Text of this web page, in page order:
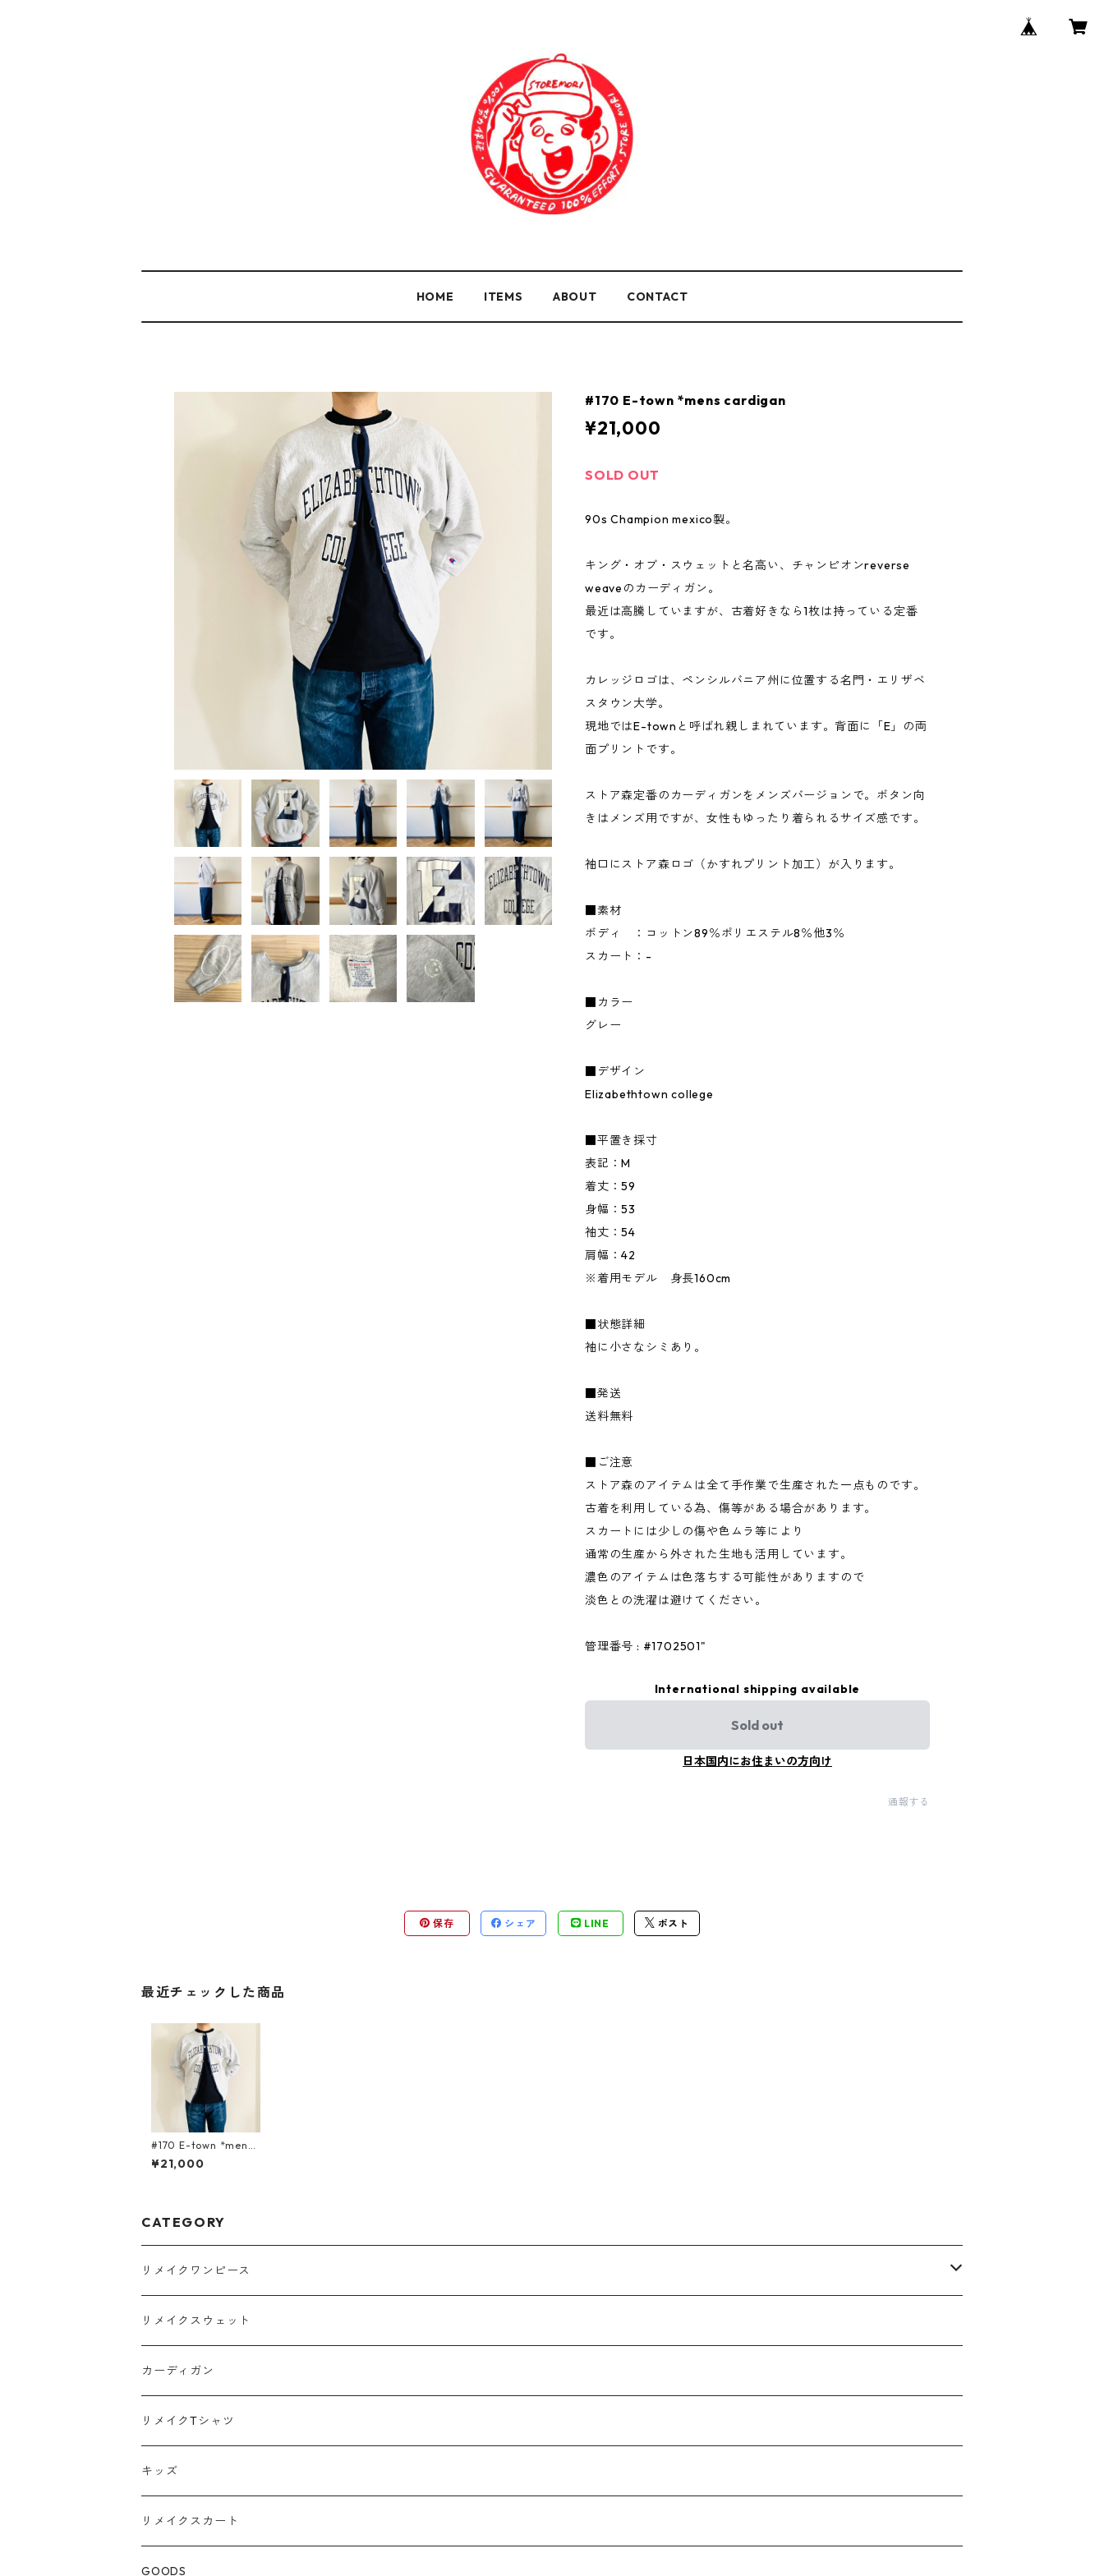
HOME ITEMS ABOUT CONTACT
#170 E-town *mens cardigan
¥21,000
SOLD OUT
90s Champion mexico製。
キング・オブ・スウェットと名高い、チャンピオンreverse
weaveのカーディガン。
最近は高騰していますが、古着好きなら1枚は持っている定番
です。
カレッジロゴは、ペンシルバニア州に位置する名門・エリザベ
スタウン大学。
現地ではE-townと呼ばれ親しまれています。背面に「E」の両
面プリントです。
ストア森定番のカーディガンをメンズバージョンで。ボタン向
きはメンズ用ですが、女性もゆったり着られるサイズ感です。
袖口にストア森ロゴ（かすれプリント加工）が入ります。
■素材
ボディ ：コットン89％ポリエステル8％他3％
スカート：-
■カラー
グレー
■デザイン
Elizabethtown college
■平置き採寸
表記：M
着丈：59
身幅：53
袖丈：54
肩幅：42
※着用モデル 身長160cm
■状態詳細
袖に小さなシミあり。
■発送
送料無料
■ご注意
ストア森のアイテムは全て手作業で生産された一点ものです。
古着を利用している為、傷等がある場合があります。
スカートには少しの傷や色ムラ等により
通常の生産から外された生地も活用しています。
濃色のアイテムは色落ちする可能性がありますので
淡色との洗濯は避けてください。
管理番号 : #1702501"
International shipping available
Sold out
日本国内にお住まいの方向け
通報する
保存 シェア LINE ポスト
最近チェックした商品
#170 E-town *mens
cardigan
¥21,000
CATEGORY
リメイクワンピース
Tシャツ
スウェット
ポロシャツ
リメイクスウェット
カーディガン
リメイクTシャツ
キッズ
リメイクスカート
GOODS